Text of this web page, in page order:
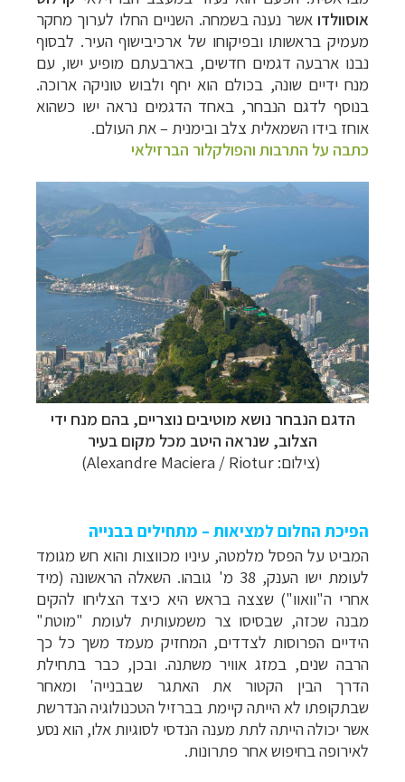
אוסוולדו אשר נענה בשמחה. השניים החלו לערוך מחקר
מעמיק בראשותו ובפיקוחו של ארכיבישוף העיר. לבסוף
נבנו ארבעה דגמים חדשים, בארבעתם מופיע ישו, עם
מנח ידיים שונה, בכולם הוא יחף ולבוש טוניקה ארוכה.
בנוסף לדגם הנבחר, באחד הדגמים נראה ישו כשהוא
אוחז בידו השמאלית צלב ובימנית – את העולם.
כתבה על התרבות והפולקלור הברזילאי
הדגם הנבחר נושא מוטיבים נוצריים, בהם מנח ידי
הצלוב, שנראה היטב מכל מקום בעיר
(צילום: Alexandre Maciera / Riotur)
הפיכת החלום למציאות – מתחילים בבנייה
המביט על הפסל מלמטה, עיניו מכווצות והוא חש מגומד
לעומת ישו הענק, 38 מ' גובהו. השאלה הראשונה (מיד
אחרי ה"וואוו") שצצה בראש היא כיצד הצליחו להקים
מבנה שכזה, שבסיסו צר משמעותית לעומת "מוטת"
הידיים הפרוסות לצדדים, המחזיק מעמד משך כל כך
הרבה שנים, במזג אוויר משתנה. ובכן, כבר בתחילת
הדרך הבין הקטור את האתגר שבבנייה' ומאחר
שבתקופתו לא הייתה קיימת בברזיל הטכנולוגיה הנדרשת
אשר יכולה הייתה לתת מענה הנדסי לסוגיות אלו, הוא נסע
לאירופה בחיפוש אחר פתרונות.